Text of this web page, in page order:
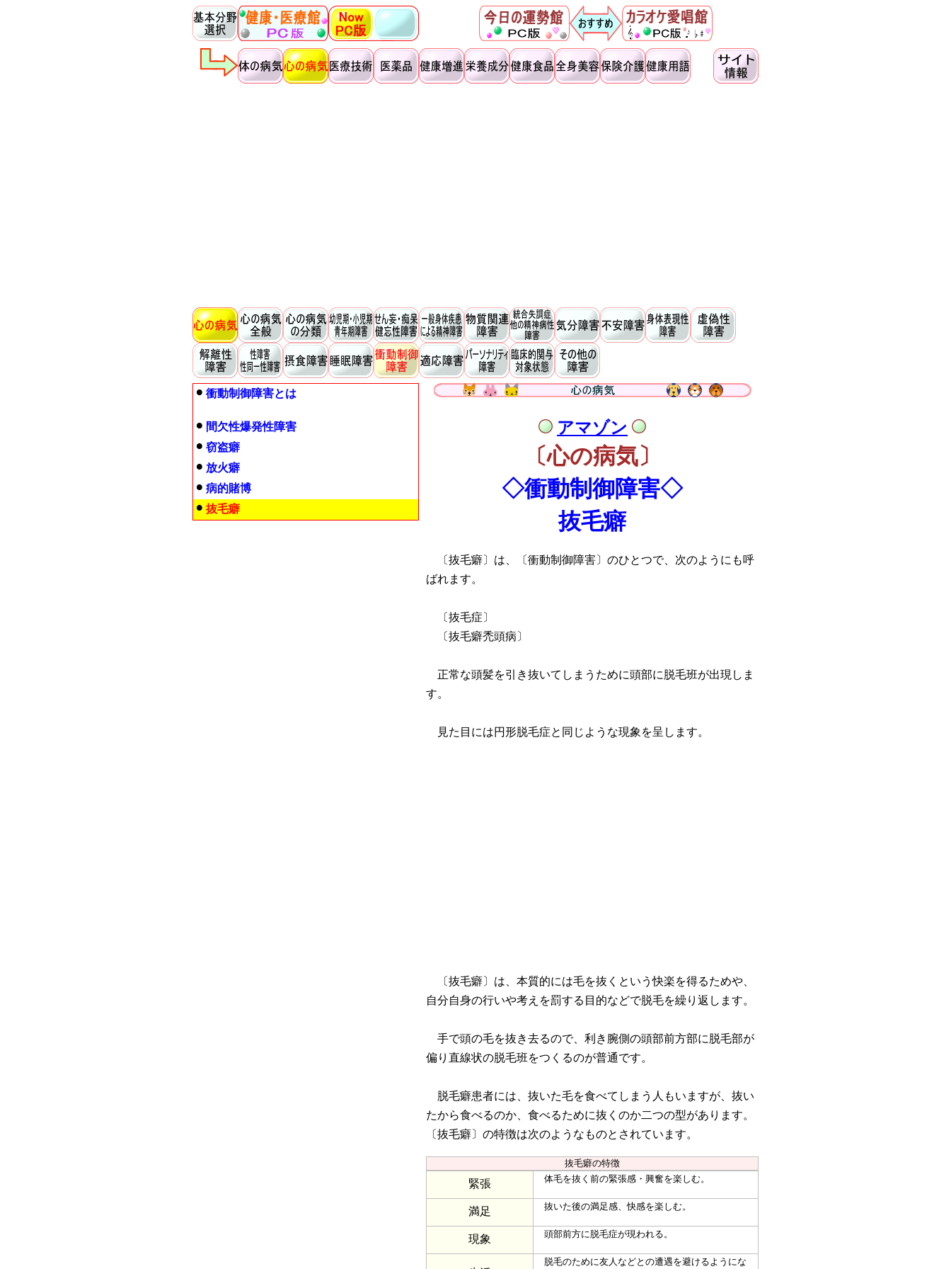
アマゾン
〔心の病気〕
◇衝動制御障害◇
抜毛癖
〔抜毛癖〕は、〔衝動制御障害〕のひとつで、次のようにも呼
ばれます。
〔抜毛症〕
〔抜毛癖禿頭病〕
正常な頭髪を引き抜いてしまうために頭部に脱毛班が出現しま
す。
見た目には円形脱毛症と同じような現象を呈します。
〔抜毛癖〕は、本質的には毛を抜くという快楽を得るためや、
自分自身の行いや考えを罰する目的などで脱毛を繰り返します。
手で頭の毛を抜き去るので、利き腕側の頭部前方部に脱毛部が
偏り直線状の脱毛班をつくるのが普通です。
脱毛癖患者には、抜いた毛を食べてしまう人もいますが、抜い
たから食べるのか、食べるために抜くのか二つの型があります。
〔抜毛癖〕の特徴は次のようなものとされています。
抜毛癖の特徴
緊張 体毛を抜く前の緊張感・興奮を楽しむ。
満足 抜いた後の満足感、快感を楽しむ。
現象 頭部前方に脱毛症が現われる。
脱毛のために友人などとの遭遇を避けるようにな
衝動制御障害とは
間欠性爆発性障害
窃盗癖
放火癖
病的賭博
抜毛癖